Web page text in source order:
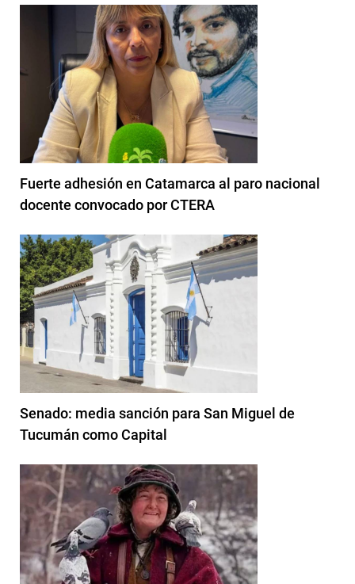
Fuerte adhesión en Catamarca al paro nacional
docente convocado por CTERA
Senado: media sanción para San Miguel de
Tucumán como Capital